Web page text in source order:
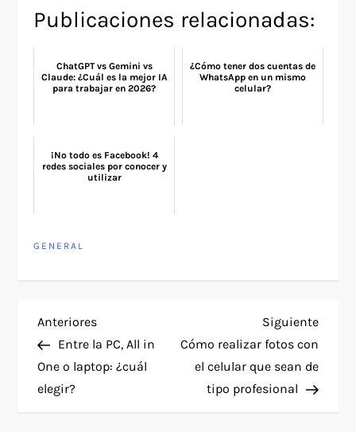
Publicaciones relacionadas:
ChatGPT vs Gemini vs
Claude: ¿Cuál es la mejor IA
para trabajar en 2026?
¿Cómo tener dos cuentas de
WhatsApp en un mismo
celular?
¡No todo es Facebook! 4
redes sociales por conocer y
utilizar
GENERAL
N
a
v
Entrada
anterior
Anteriores
Entre la PC, All in
One o laptop: ¿cuál
elegir?
Siguiente
Cómo realizar fotos con
el celular que sean de
tipo profesional